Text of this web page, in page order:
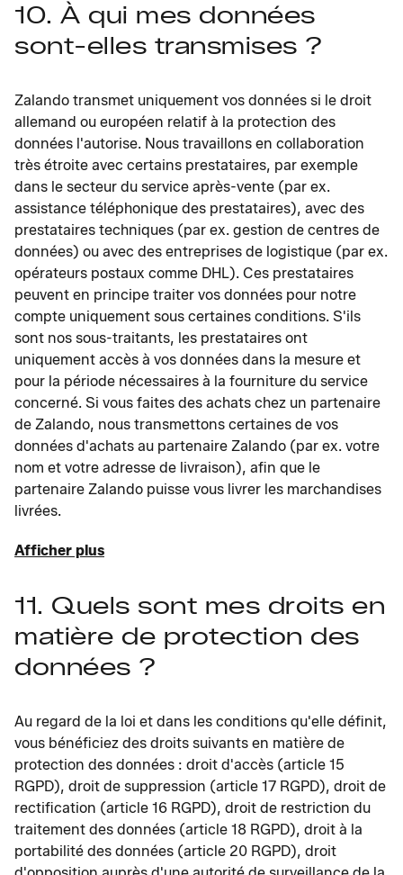
10. À qui mes données
sont-elles transmises ?
Zalando transmet uniquement vos données si le droit
allemand ou européen relatif à la protection des
données l'autorise. Nous travaillons en collaboration
très étroite avec certains prestataires, par exemple
dans le secteur du service après-vente (par ex.
assistance téléphonique des prestataires), avec des
prestataires techniques (par ex. gestion de centres de
données) ou avec des entreprises de logistique (par ex.
opérateurs postaux comme DHL). Ces prestataires
peuvent en principe traiter vos données pour notre
compte uniquement sous certaines conditions. S'ils
sont nos sous-traitants, les prestataires ont
uniquement accès à vos données dans la mesure et
pour la période nécessaires à la fourniture du service
concerné. Si vous faites des achats chez un partenaire
de Zalando, nous transmettons certaines de vos
données d'achats au partenaire Zalando (par ex. votre
nom et votre adresse de livraison), afin que le
partenaire Zalando puisse vous livrer les marchandises
livrées.
Afficher plus
11. Quels sont mes droits en
matière de protection des
données ?
Au regard de la loi et dans les conditions qu'elle définit,
vous bénéficiez des droits suivants en matière de
protection des données : droit d'accès (article 15
RGPD), droit de suppression (article 17 RGPD), droit de
rectification (article 16 RGPD), droit de restriction du
traitement des données (article 18 RGPD), droit à la
portabilité des données (article 20 RGPD), droit